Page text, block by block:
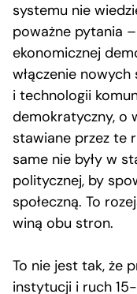
systemu nie
poważne pytania
ekonomicznej
włączenie
i technologii
demokratyczny, o
stawiane przez te
same nie były w
politycznej, by
społeczną. To
winą obu stron.
To nie jest tak, że
instytucji i ruch